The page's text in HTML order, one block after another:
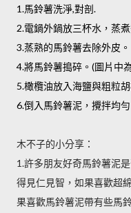
1.馬鈴薯洗淨,對剖.
2.電鍋外鍋放三杯水，蒸
3.蒸熟的馬鈴薯去除外皮。
4.將馬鈴薯搗碎。(圖片中
5.橄欖油放入海鹽與粗粒
6.倒入馬鈴薯泥，攪拌均勻
木不子的小分享：
1.許多朋友好奇馬鈴薯泥
得見仁見智，如果喜歡超
果喜歡馬鈴薯泥帶有些馬